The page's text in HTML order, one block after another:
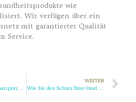
wie
Wir verfügen über ein
mit garantierter Qualität
Service.
Wie PURC Leave-In Haarspray von der Wurzel bis zur Spitze pflegt
WEITER
Wie Sie den Schutz Ihrer Haut mit Sonnenschutzcreme SPF 50 verbessern können